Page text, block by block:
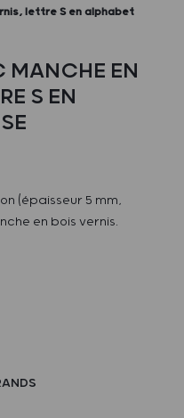
lettre S en alphabet
MANCHE EN
S EN
(épaisseur 5 mm,
en bois vernis.